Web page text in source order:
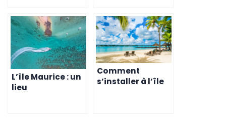
Enfants
Savoir
L’île Maurice : un
lieu
Comment
s’installer à l’île